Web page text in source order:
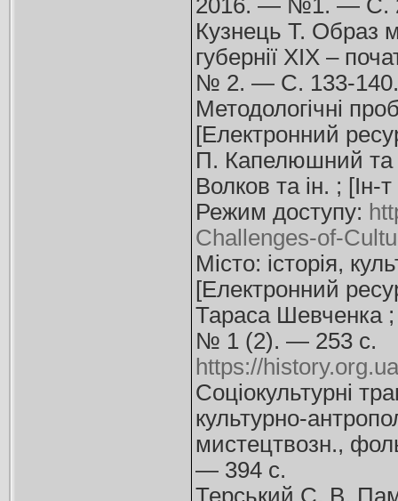
2016. — №1. — С.
Кузнець Т. Образ
губернії ХІХ –
№ 2. — С. 133-140.
Методологічні
[Електронний
П. Капелюшний
Волков та ін. ;
Режим доступу:
Challenges-of-
Місто: історія,
[Електронний
Тараса Шевченка
№ 1 (2). — 253 с.
https://
Соціокультурні
культурно-
мистецтвозн.,
— 394 с.
Терський С. В.